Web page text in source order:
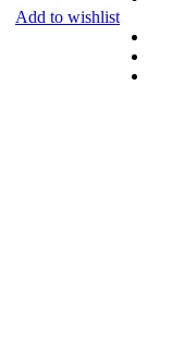
Add to wishlist